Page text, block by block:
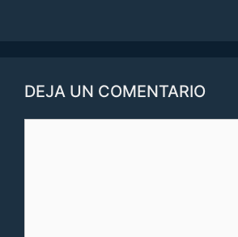
DEJA UN COMENTARIO